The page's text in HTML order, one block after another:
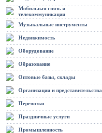
Мобильная связь и
телекоммуникации
Музыкальные инструменты
Недвижимость
Оборудование
Образование
Оптовые базы, склады
Организации и представительства
Перевозки
Праздничные услуги
Промышленность